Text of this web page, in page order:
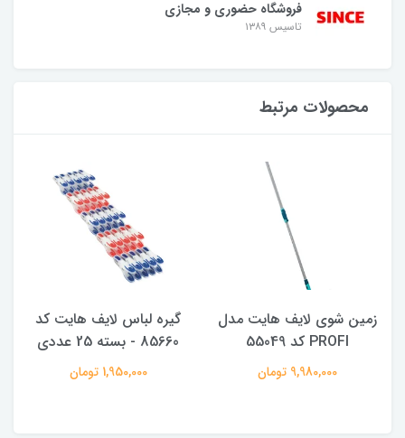
فروشگاه حضوری و مجازی
تاسیس ۱۳۸۹
محصولات مرتبط
زمین شوی لایف هایت مدل
PROFI کد 55049
9,980,000 تومان
گیره لباس لایف هایت کد
85660 - بسته 25 عددی
1,950,000 تومان